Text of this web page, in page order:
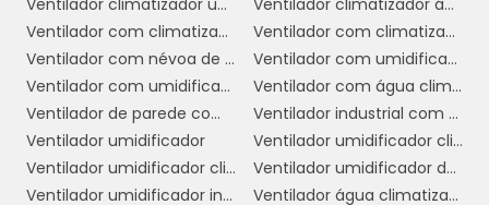
informada que atenda às suas necessidades
específicas. Aqui estão alguns fatores a serem
considerados ao selecionar o climatizador de
teto perfeito para seu ambiente comercial.
1. Tamanho do Ambiente:O primeiro
passo na escolha do climatizador de teto é
avaliar o tamanho do espaço que você
Ventilador com climatizador
Ventilador com climatizador de água
Ventilador com névoa de água preço
Ventilador com umidificador
Ventilador com umidificador industrial
Ventilador com água climatizador
Ventilador de parede com climatizador
Ventilador industrial com umidificador
Ventilador umidificador
Ventilador umidificador climatizador
Ventilador umidificador climatizador de ar com água
Ventilador umidificador de ar industrial
Ventilador umidificador industrial
Ventilador água climatizador